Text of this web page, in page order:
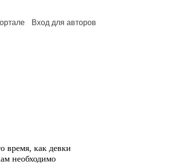
Вход для авторов
время, как девки
необходимо